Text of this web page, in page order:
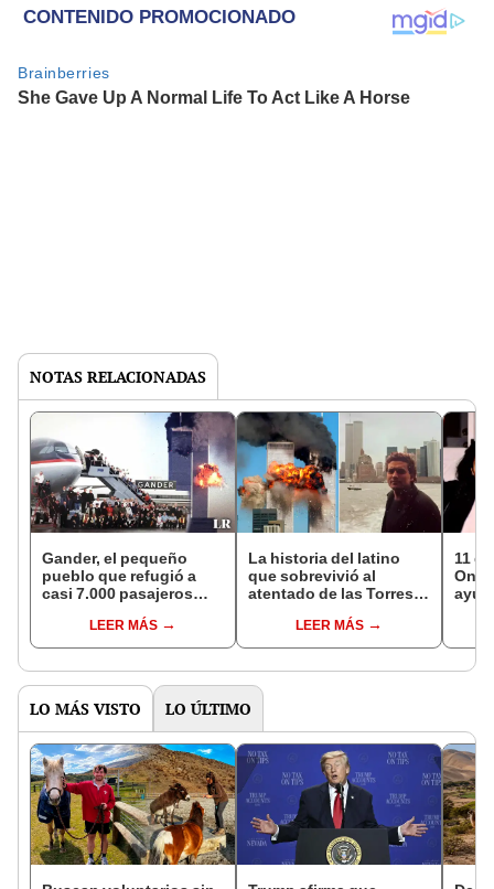
NOTAS RELACIONADAS
Gander, el pequeño
pueblo que refugió a
casi 7.000 pasajeros
atentados del 11 de
septiembre
LEER MÁS
La historia del latino
que sobrevivió al
atentado de las Torres
al trabajoLEER MÁS
11
Ong,
LO MÁS VISTO LO ÚLTIMO